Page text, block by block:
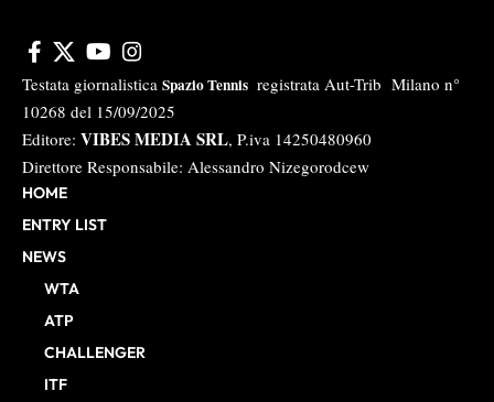
Testata giornalistica Spazio Tennis registrata Aut-Trib Milano n°
10268 del 15/09/2025
Editore: VIBES MEDIA SRL, P.iva 14250480960
Direttore Responsabile: Alessandro Nizegorodcew
HOME
ENTRY LIST
NEWS
WTA
ATP
CHALLENGER
ITF